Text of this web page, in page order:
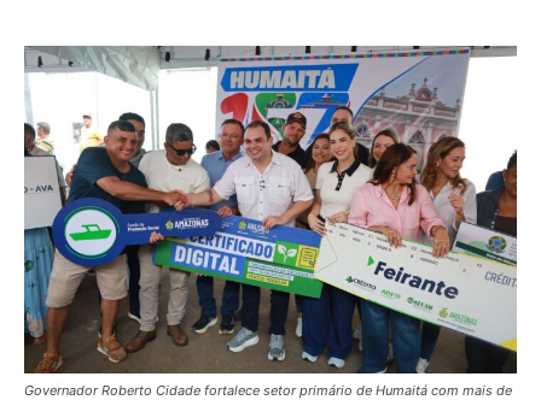
Governador Roberto Cidade fortalece setor primário de Humaitá com mais de